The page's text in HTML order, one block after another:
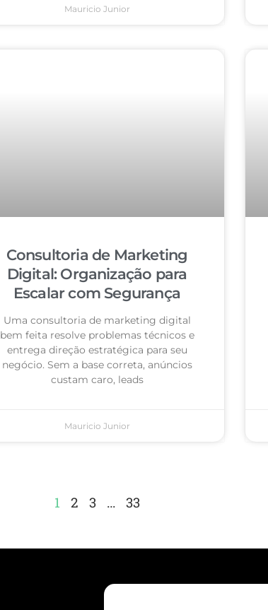
Mauricio Junior
Consultoria de Marketing
Digital: Organização para
Escalar com Segurança
Uma consultoria de marketing digital
bem feita resolve problemas técnicos e
entrega direção estratégica para seu
negócio. Sem a base correta, anúncios
custam caro, leads
Mauricio Junior
1 2 3 … 33